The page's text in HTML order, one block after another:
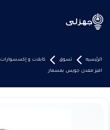
الرئيسيه تسوق كابلات و إكسسوارات
افيز معدن جويس بمسمار